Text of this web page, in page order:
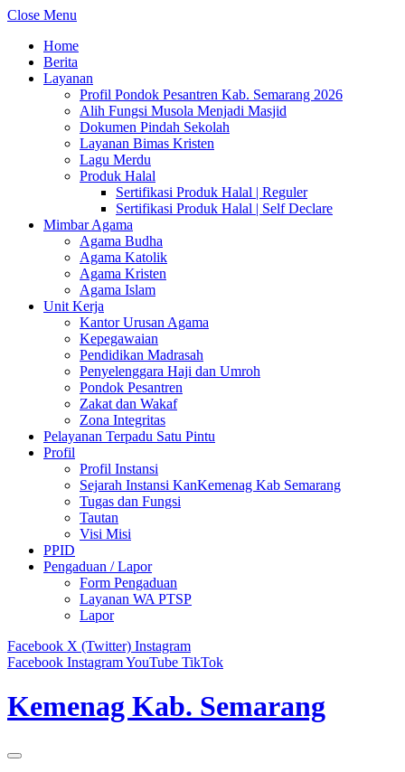
Close Menu
Home
Berita
Layanan
Profil Pondok Pesantren Kab. Semarang 2026
Alih Fungsi Musola Menjadi Masjid
Dokumen Pindah Sekolah
Layanan Bimas Kristen
Lagu Merdu
Produk Halal
Sertifikasi Produk Halal | Reguler
Sertifikasi Produk Halal | Self Declare
Mimbar Agama
Agama Budha
Agama Katolik
Agama Kristen
Agama Islam
Unit Kerja
Kantor Urusan Agama
Kepegawaian
Pendidikan Madrasah
Penyelenggara Haji dan Umroh
Pondok Pesantren
Zakat dan Wakaf
Zona Integritas
Pelayanan Terpadu Satu Pintu
Profil
Profil Instansi
Sejarah Instansi KanKemenag Kab Semarang
Tugas dan Fungsi
Tautan
Visi Misi
PPID
Pengaduan / Lapor
Form Pengaduan
Layanan WA PTSP
Lapor
Facebook X (Twitter) Instagram
Facebook InstagramYouTube TikTok
Kemenag Kab. Semarang